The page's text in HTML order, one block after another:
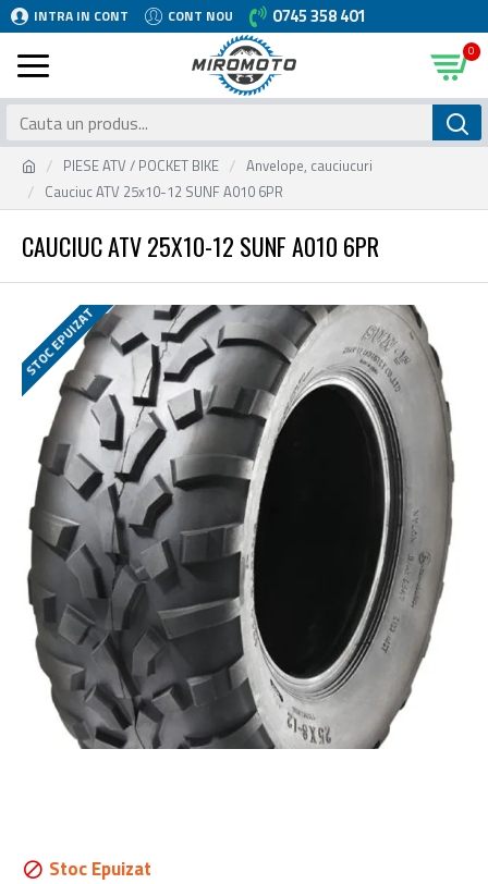
INTRA IN CONT CONT NOU 0745 358 401
0
PIESE ATV / POCKET BIKE
Anvelope, cauciucuri
Cauciuc ATV 25x10-12 SUNF A010 6PR
CAUCIUC ATV 25X10-12 SUNF A010 6PR
STOC EPUIZAT
Stoc Epuizat